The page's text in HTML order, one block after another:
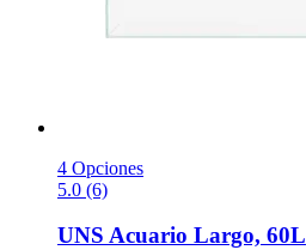
4 Opciones
5.0 (6)
UNS Acuario Largo, 60L